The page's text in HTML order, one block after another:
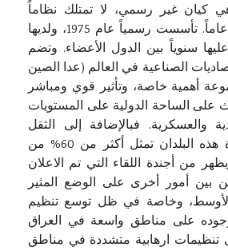
كيان غير رسمي، لا تمتلك نظاماً
داخلياً، ولا سكرتيراً عاماً. تأسست رسمياً عام 1975، ولديها
سنوياً بين الدول الأعضاء. وتضم
الصناعية في العالم (عدا الصين
أهمية خاصة، وتأثير قوي ومباشر
على الساحة الدولية على المستويات
والعسكرية. فبالإضافة إلى الثقل
السياسي، فإن ثروة هذه البلدان تمثل أكثر من 60% من
من أجندة اللقاء التي تم الاعلان
بين أمور أخرى على الوضع المثير
وخاصة في ظل توسع تنظيم
على مناطق واسعة في العراق
تنظيمات ارهابية متشددة في مناطق